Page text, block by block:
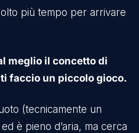
più tempo per arrivare
meglio il concetto di
faccio un piccolo gioco.
(tecnicamente un
è pieno d’aria, ma cerca